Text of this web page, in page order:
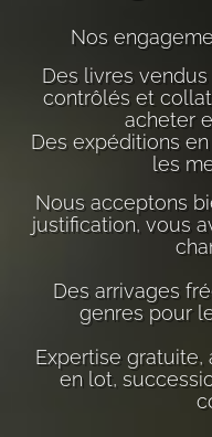
Nos
Des livres
contrôlés et
acheter
Des expéditions
les
Nous acceptons
justification, vous
Des arrivages
genres pour
Expertise gratuite,
en lot,